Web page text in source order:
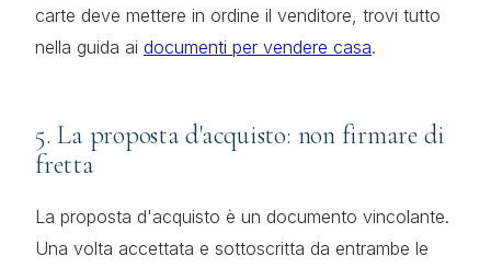
carte deve mettere in ordine il venditore, trovi tutto
nella guida ai documenti per vendere casa.
5. La proposta d'acquisto: non firmare di
fretta
La proposta d'acquisto è un documento vincolante.
Una volta accettata e sottoscritta da entrambe le